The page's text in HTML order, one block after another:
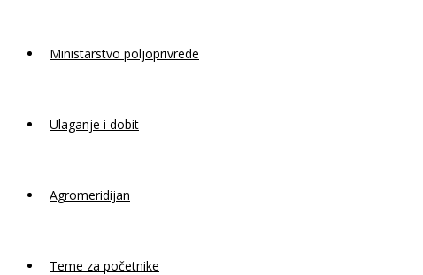
Ministarstvo poljoprivrede
Ulaganje i dobit
Agromeridijan
Teme za početnike